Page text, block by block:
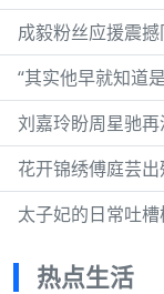
成毅粉丝应援震
“其实他早就知道
刘嘉玲盼周星驰
花开锦绣傅庭芸
太子妃的日常吐
热点生活